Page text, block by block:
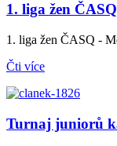
1. liga žen
1. liga žen ČASQ -
Čti více
Turnaj juniorů